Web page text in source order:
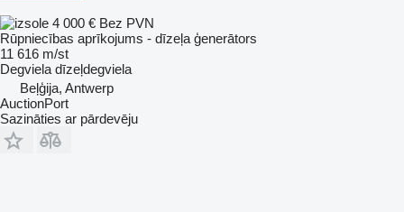
4 000 € Bez PVN
Rūpniecības aprīkojums - dīzeļa ģenerātors
11 616 m/st
Degviela dīzeļdegviela
Beļģija, Antwerp
AuctionPort
Sazināties ar pārdevēju